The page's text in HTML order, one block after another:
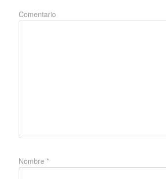
Comentario
Nombre *